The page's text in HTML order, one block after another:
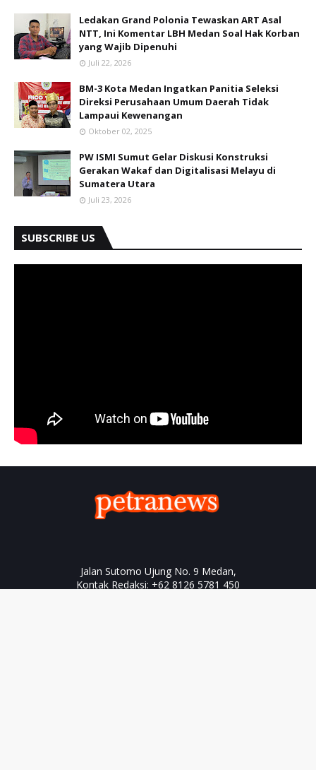
Ledakan Grand Polonia Tewaskan ART Asal
NTT, Ini Komentar LBH Medan Soal Hak Korban
yang Wajib Dipenuhi
Juli 22, 2026
BM-3 Kota Medan Ingatkan Panitia Seleksi
Direksi Perusahaan Umum Daerah Tidak
Lampaui Kewenangan
Oktober 02, 2025
PW ISMI Sumut Gelar Diskusi Konstruksi
Gerakan Wakaf dan Digitalisasi Melayu di
Sumatera Utara
Juli 23, 2026
SUBSCRIBE US
Jalan Sutomo Ujung No. 9 Medan,
Kontak Redaksi: +62 8126 5781 450